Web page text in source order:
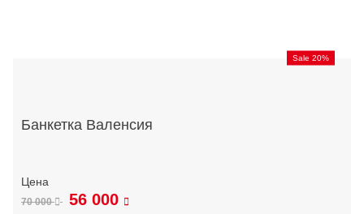
Sale 20%
Банкетка Валенсия
70 000 56 000